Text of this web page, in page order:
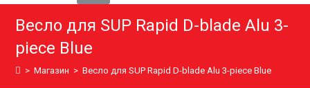
Весло для SUP Rapid D-blade Alu 3-
piece Blue
> Магазин > Весло для SUP Rapid D-blade Alu 3-piece Blue